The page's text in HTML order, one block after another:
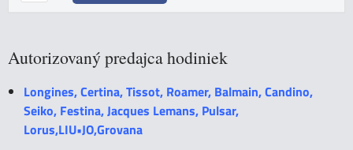
Autorizovaný predajca hodiniek
Longines, Certina, Tissot, Roamer, Balmain, Candino,
Seiko, Festina, Jacques Lemans, Pulsar,
Lorus,LIU•JO,Grovana